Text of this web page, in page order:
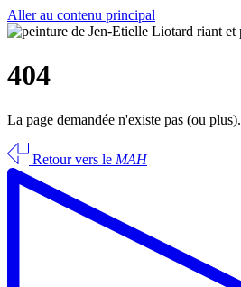
Aller au contenu principal
404
La page demandée n'existe pas (ou plus).
Retour vers le MAH